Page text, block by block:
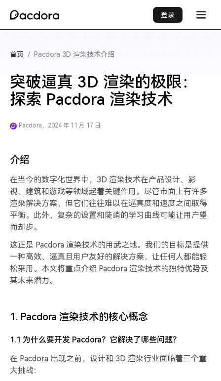
登录
首页 / Pacdora 3D 渲染技术介绍
突破逼真 3D 渲染的极限：
探索 Pacdora 渲染技术
Pacdora，2024 年 11 月 17 日
介绍
在当今的数字化世界中，3D 渲染技术在产品设计、影
视、建筑和游戏等领域起着关键作用。尽管市面上有许多
渲染解决方案，但它们往往难以在逼真度和速度之间取得
平衡。此外，复杂的设置和陡峭的学习曲线可能让用户望
而却步。
这正是 Pacdora 渲染技术的用武之地。我们的目标是提供
一种高效、逼真且用户友好的解决方案，让任何人都能轻
松采用。本文将重点介绍 Pacdora 渲染技术的独特优势及
其未来潜力。
1. Pacdora 渲染技术的核心概念
1.1 为什么要开发 Pacdora？它解决了哪些问题？
在 Pacdora 出现之前，设计和 3D 渲染行业面临着三个重
大挑战：